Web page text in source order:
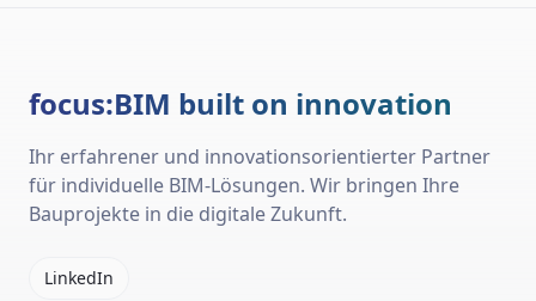
focus:BIM built on innovation
Ihr erfahrener und innovationsorientierter Partner
für individuelle BIM-Lösungen. Wir bringen Ihre
Bauprojekte in die digitale Zukunft.
LinkedIn